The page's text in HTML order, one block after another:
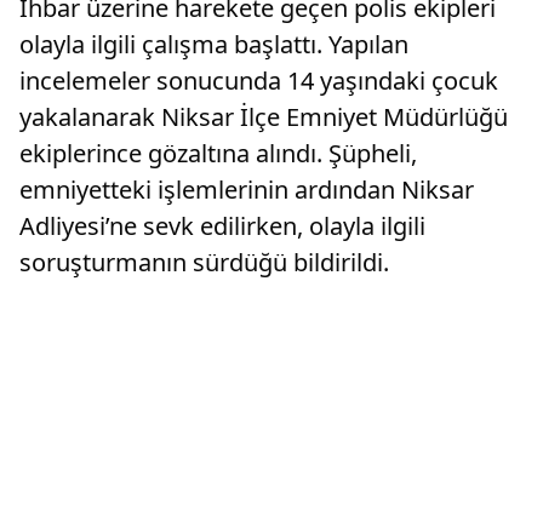
İhbar üzerine harekete geçen polis ekipleri
olayla ilgili çalışma başlattı. Yapılan
incelemeler sonucunda 14 yaşındaki çocuk
yakalanarak Niksar İlçe Emniyet Müdürlüğü
ekiplerince gözaltına alındı. Şüpheli,
emniyetteki işlemlerinin ardından Niksar
Adliyesi’ne sevk edilirken, olayla ilgili
soruşturmanın sürdüğü bildirildi.